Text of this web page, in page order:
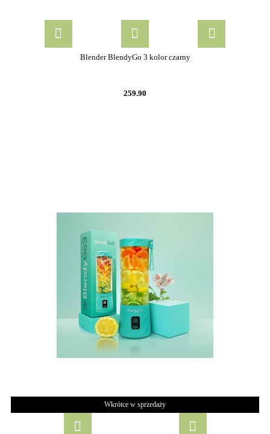
Blender BlendyGo 3 kolor czarny
259.90
Wkrótce w sprzedaży